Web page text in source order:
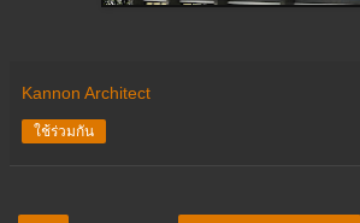
Kannon Architect
ใช้ร่วมกัน